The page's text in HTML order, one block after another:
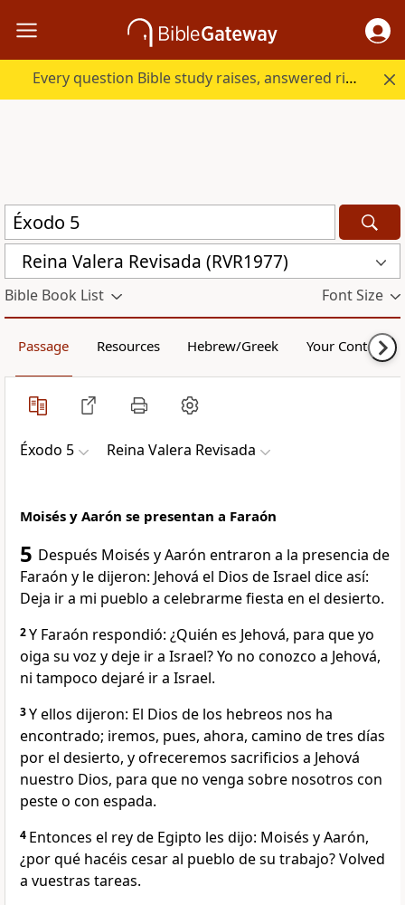
Every question Bible study raises, answered right here.
Reina Valera Revisada (RVR1977)
Bible Book List Font Size
Passage Resources Hebrew/Greek Your Content
Éxodo 5 Reina Valera Revisada
Moisés y Aarón se presentan a Faraón
5 Después Moisés y Aarón entraron a la presencia de
Faraón y le dijeron: Jehová el Dios de Israel dice así:
Deja ir a mi pueblo a celebrarme fiesta en el desierto.
2Y Faraón respondió: ¿Quién es Jehová, para que yo
oiga su voz y deje ir a Israel? Yo no conozco a Jehová,
ni tampoco dejaré ir a Israel.
3Y ellos dijeron: El Dios de los hebreos nos ha
encontrado; iremos, pues, ahora, camino de tres días
por el desierto, y ofreceremos sacrificios a Jehová
nuestro Dios, para que no venga sobre nosotros con
peste o con espada.
4 Entonces el rey de Egipto les dijo: Moisés y Aarón,
¿por qué hacéis cesar al pueblo de su trabajo? Volved
a vuestras tareas.